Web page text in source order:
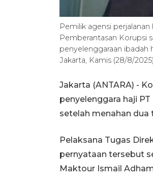
Pemilik agensi
Pemberantasan Korupsi
penyelenggaraan ibadah
Jakarta, Kamis (28/8/
Jakarta (ANTARA) -
penyelenggara haji
setelah menahan dua
Pelaksana Tugas
pernyataan tersebut
Maktour Ismail